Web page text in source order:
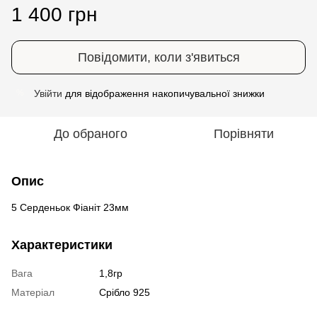
1 400 грн
Повідомити, коли з'явиться
Увійти для відображення накопичувальної знижки
До обраного Порівняти
Опис
5 Серденьок Фіаніт 23мм
Характеристики
Вага
1,8гр
Матеріал
Срібло 925